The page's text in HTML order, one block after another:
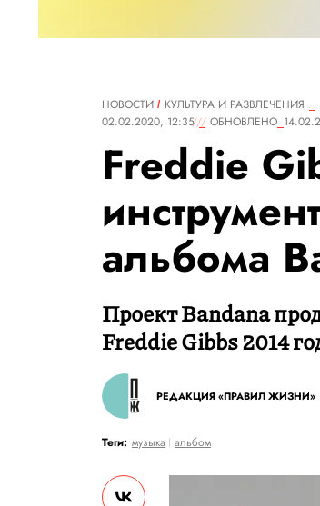
НОВОСТИ
КУЛЬТУРА И РАЗВЛЕЧЕНИЯ
02.02.2020, 12:35
ОБНОВЛЕНО
Freddie
альбома
Проект Bandana
Freddie Gibbs 2014
РЕДАКЦИЯ «ПРАВИЛ ЖИЗНИ»
Теги: музыка альбом